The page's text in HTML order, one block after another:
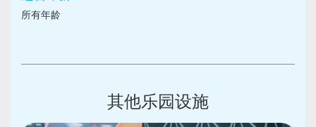
所有年龄
其他乐园设施